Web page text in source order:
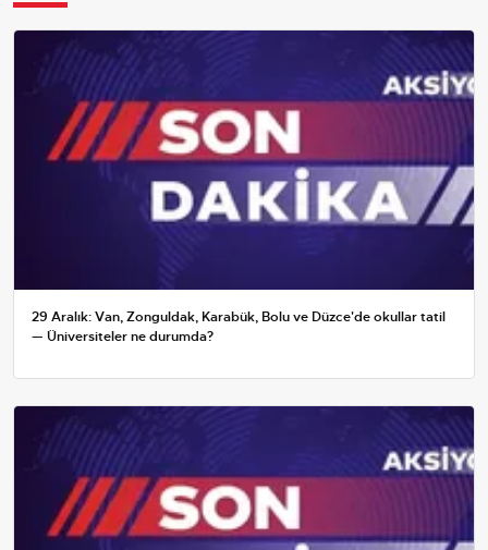
29 Aralık: Van, Zonguldak, Karabük, Bolu ve Düzce'de okullar tatil
— Üniversiteler ne durumda?